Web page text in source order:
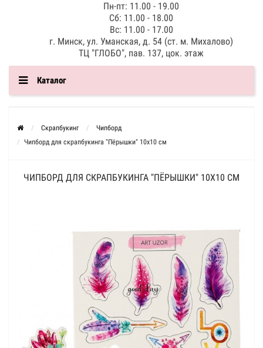
Пн-пт: 11.00 - 19.00
Сб: 11.00 - 18.00
Вс: 11.00 - 17.00
г. Минск, ул. Уманская, д. 54 (ст. м. Михалово)
ТЦ "ГЛОБО", пав. 137, цок. этаж
Каталог
Скрапбукинг
Чипборд
Чипборд для скрапбукинга "Пёрышки" 10х10 см
ЧИПБОРД ДЛЯ СКРАПБУКИНГА "ПЁРЫШКИ" 10Х10 СМ